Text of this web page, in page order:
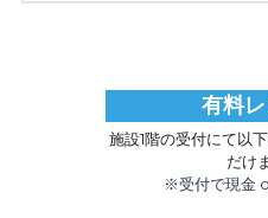
有料
施設1階の受付にて以
だけ
※受付で現金